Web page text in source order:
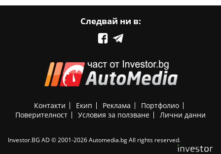
Следвай ни в:
Контакти Екип Реклама
Портфолио
Поверителност
Условия за ползване Лични данни
Investor.BG AD © 2001-2026 Automedia.bg All rights reserved.